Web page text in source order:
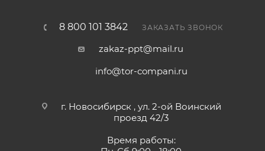
8 800 101 3842 ЗАКАЗАТЬ ЗВОНОК
zakaz-ppt@mail.ru
info@tor-compani.ru
г. Новосибирск , ул. 2-ой Воинский
проезд 42/3
Время работы: